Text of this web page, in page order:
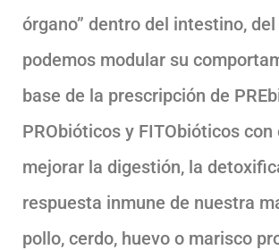
órgano” dentro del intestino, del
podemos modular su
base de la prescripción de
PRObióticos y FITObióticos con
mejorar la digestión, la
respuesta inmune de nuestra
pollo, cerdo, huevo o marisco